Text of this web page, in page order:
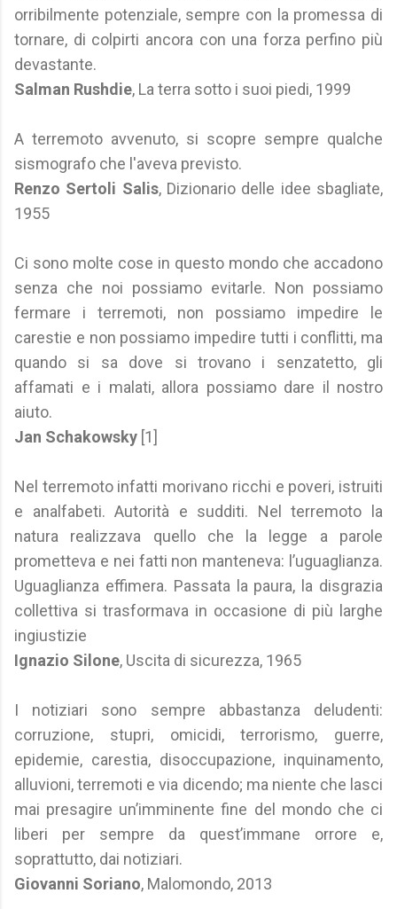
orribilmente potenziale, sempre con la promessa di
tornare, di colpirti ancora con una forza perfino più
devastante.
Salman Rushdie, La terra sotto i suoi piedi, 1999
A terremoto avvenuto, si scopre sempre qualche
sismografo che l'aveva previsto.
Renzo Sertoli Salis, Dizionario delle idee sbagliate,
1955
Ci sono molte cose in questo mondo che accadono
senza che noi possiamo evitarle. Non possiamo
fermare i terremoti, non possiamo impedire le
carestie e non possiamo impedire tutti i conflitti, ma
quando si sa dove si trovano i senzatetto, gli
affamati e i malati, allora possiamo dare il nostro
aiuto.
Jan Schakowsky [1]
Nel terremoto infatti morivano ricchi e poveri, istruiti
e analfabeti. Autorità e sudditi. Nel terremoto la
natura realizzava quello che la legge a parole
prometteva e nei fatti non manteneva: l’uguaglianza.
Uguaglianza effimera. Passata la paura, la disgrazia
collettiva si trasformava in occasione di più larghe
ingiustizie
Ignazio Silone, Uscita di sicurezza, 1965
I notiziari sono sempre abbastanza deludenti:
corruzione, stupri, omicidi, terrorismo, guerre,
epidemie, carestia, disoccupazione, inquinamento,
alluvioni, terremoti e via dicendo; ma niente che lasci
mai presagire un’imminente fine del mondo che ci
liberi per sempre da quest’immane orrore e,
soprattutto, dai notiziari.
Giovanni Soriano, Malomondo, 2013